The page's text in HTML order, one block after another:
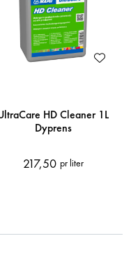
HD Cleaner 1L
Dyprens
217,50 pr liter